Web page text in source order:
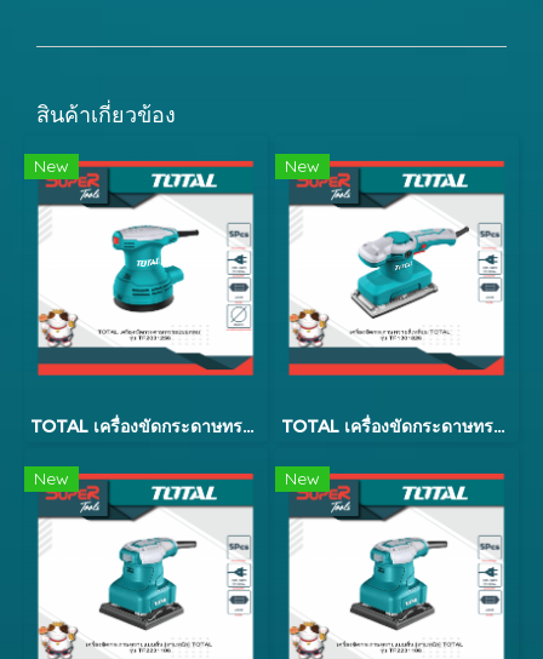
สินค้าเกี่ยวข้อง
New
TOTAL เครื่องขัดกระดาษทรายแบบกลม 5 นิ้ว 320w รุ่น TF2031256
New
TOTAL เครื่องขัดกระดาษทรายสี่เหลี่ยมแบบสั่น รุ่น TF1302206
New New